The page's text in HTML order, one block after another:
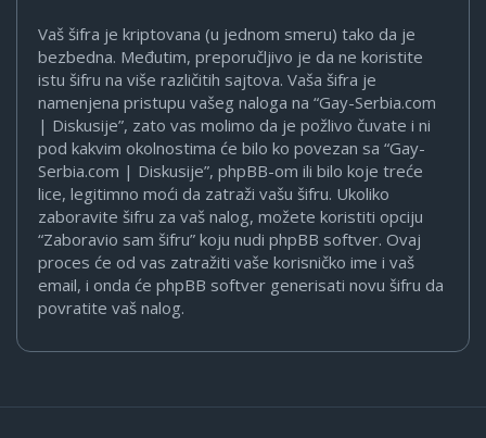
Vaš šifra je kriptovana (u jednom smeru) tako da je
bezbedna. Međutim, preporučljivo je da ne koristite
istu šifru na više različitih sajtova. Vaša šifra je
namenjena pristupu vašeg naloga na “Gay-Serbia.com
| Diskusije”, zato vas molimo da je požlivo čuvate i ni
pod kakvim okolnostima će bilo ko povezan sa “Gay-
Serbia.com | Diskusije”, phpBB-om ili bilo koje treće
lice, legitimno moći da zatraži vašu šifru. Ukoliko
zaboravite šifru za vaš nalog, možete koristiti opciju
“Zaboravio sam šifru” koju nudi phpBB softver. Ovaj
proces će od vas zatražiti vaše korisničko ime i vaš
email, i onda će phpBB softver generisati novu šifru da
povratite vaš nalog.